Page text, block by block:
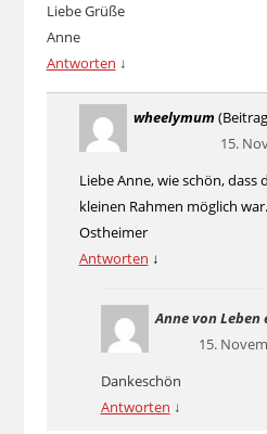
Liebe Grüße
Anne
Antworten ↓
wheelymum
15.
Liebe Anne, wie schön, dass
kleinen Rahmen möglich
Ostheimer
Antworten ↓
Anne von Leben
15.
Dankeschön
Antworten ↓